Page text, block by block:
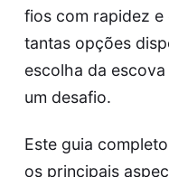
fios com rapidez e
tantas opções
escolha da
um desafio.
Este guia
os principais